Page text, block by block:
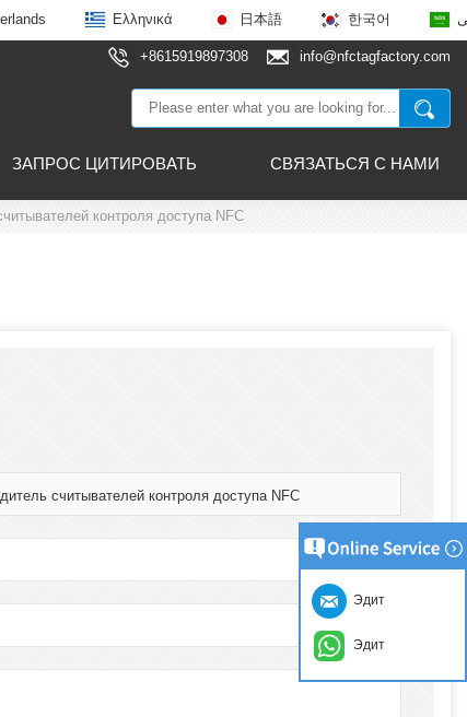
Ελληνικά 日本語 한국어
+8615919897308 info@nfctagfactory.com
ЗАПРОС ЦИТИРОВАТЬ СВЯЗАТЬСЯ С НАМИ
контроля доступа NFC
считывателей контроля доступа NFC
Эдит
Эдит